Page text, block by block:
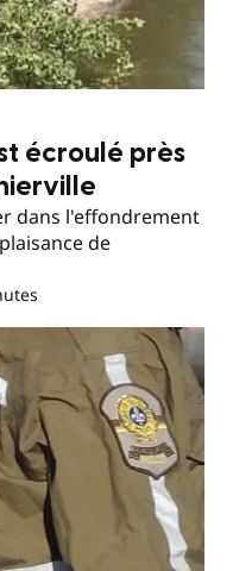
écroulé près
dans l'effondrement
de